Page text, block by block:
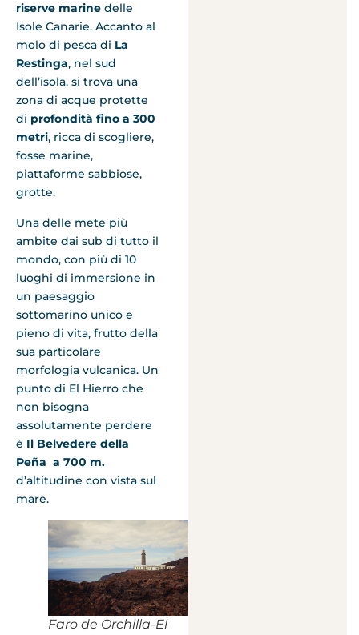
riserve marine delle
Isole Canarie. Accanto al
molo di pesca di La
Restinga, nel sud
dell’isola, si trova una
zona di acque protette
di profondità fino a 300
metri, ricca di scogliere,
fosse marine,
piattaforme sabbiose,
grotte.
Una delle mete più
ambite dai sub di tutto il
mondo, con più di 10
luoghi di immersione in
un paesaggio
sottomarino unico e
pieno di vita, frutto della
sua particolare
morfologia vulcanica. Un
punto di El Hierro che
non bisogna
assolutamente perdere
è Il Belvedere della
Peña a 700 m.
d’altitudine con vista sul
mare.
Faro de Orchilla-El